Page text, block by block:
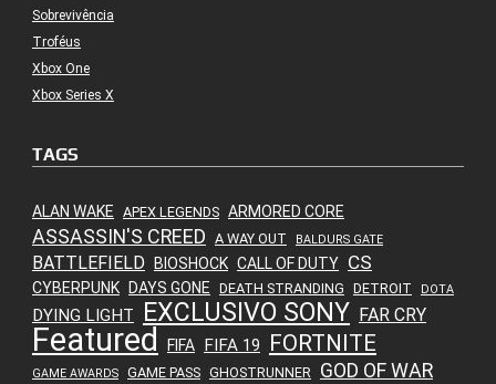
Sobrevivência
Troféus
Xbox One
Xbox Series X
TAGS
ALAN WAKE APEX LEGENDS ARMORED CORE
ASSASSIN'S CREED A WAY OUT BALDURS GATE
BATTLEFIELD BIOSHOCK CALL OF DUTY CS
CYBERPUNK DAYS GONE DEATH STRANDING DETROIT DOTA
DYING LIGHT EXCLUSIVO SONY FAR CRY
Featured FIFA FIFA 19 FORTNITE
GAME AWARDS GAME PASS GHOSTRUNNER GOD OF WAR